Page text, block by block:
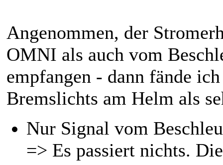
Angenommen, der
OMNI als auch vom
empfangen - dann fände
Bremslichts am Helm als
Nur Signal vom
=> Es passiert nichts.